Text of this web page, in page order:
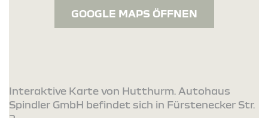
GOOGLE MAPS ÖFFNEN
Interaktive Karte von Hutthurm. Autohaus
Spindler GmbH befindet sich in Fürstenecker Str.